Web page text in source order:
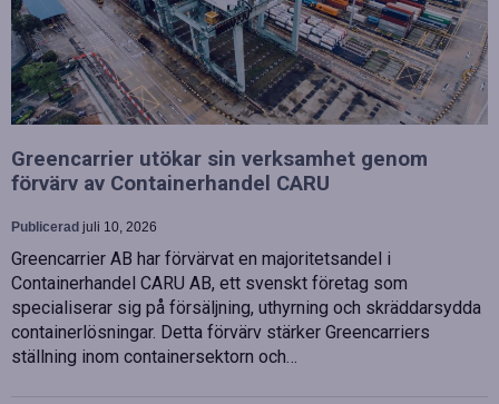
Greencarrier utökar sin verksamhet genom
förvärv av Containerhandel CARU
Publicerad juli 10, 2026
Greencarrier AB har förvärvat en majoritetsandel i
Containerhandel CARU AB, ett svenskt företag som
specialiserar sig på försäljning, uthyrning och skräddarsydda
containerlösningar. Detta förvärv stärker Greencarriers
ställning inom containersektorn och…